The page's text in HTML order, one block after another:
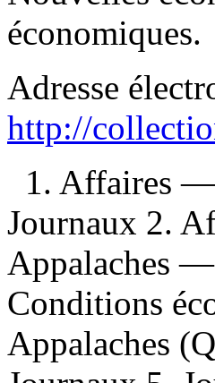
économiques.
Adresse
http://
1. Affaires
Journaux 2.
Appalaches
Conditions
Appalaches